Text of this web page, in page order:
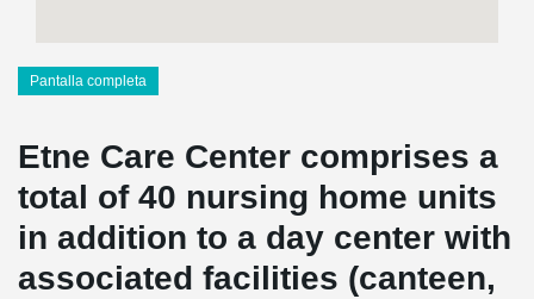
Pantalla completa
Etne Care Center comprises a
total of 40 nursing home units
in addition to a day center with
associated facilities (canteen,